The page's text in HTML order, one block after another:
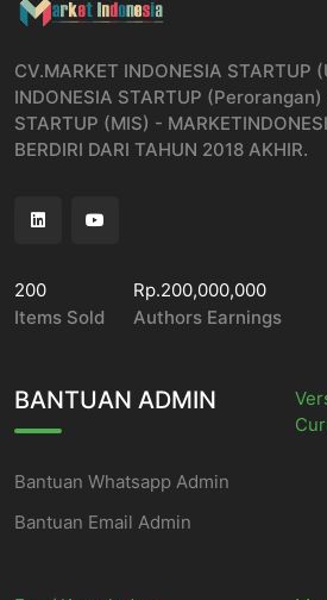
CV.MARKET INDONESIA STARTUP
INDONESIA STARTUP
STARTUP (MIS) -
BERDIRI DARI TAHUN 2018 AKHIR.
200
Items Sold
Rp.200,000,000
Authors Earnings
BANTUAN ADMIN
Bantuan Whatsapp Admin
Bantuan Email Admin